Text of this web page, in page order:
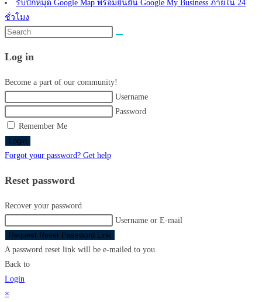
รับปักหมุด Google Map พร้อมยืนยัน Google My Business ภายใน 24
ชั่วโมง
Search
website
Log in
Become a part of our community!
Username
Password
Remember Me
Login
Forgot your password? Get help
Reset password
Recover your password
Username or E-mail
Request Reset Password Link
A password reset link will be e-mailed to you.
Back to
Login
×